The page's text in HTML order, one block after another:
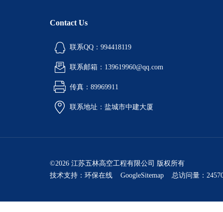
Contact Us
联系QQ：994418119
联系邮箱：139619960@qq.com
传真：89969911
联系地址：盐城市中建大厦
©2026 江苏五林高空工程有限公司 版权所有
技术支持： 环保在线 GoogleSitemap 总访问量：